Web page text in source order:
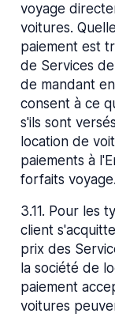
voyage
voitures.
paiement est
de Services
de mandant
consent à ce
s'ils sont
location de
paiements à
forfaits voyage.
3.11. Pour les
client
prix des
la société de
paiement
voitures